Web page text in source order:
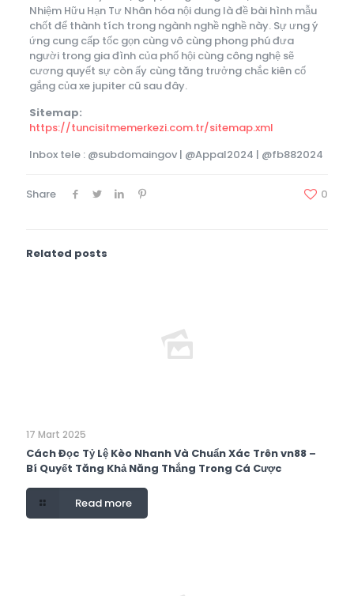
Nhiệm Hữu Hạn Tư Nhân hóa nội dung là đề bài hình mẫu
chốt để thành tích trong ngành nghề nghề này. Sự ưng ý
ứng cung cấp tốc gọn cùng vô cùng phong phú đưa
người trong gia đình của phố hội cùng công nghệ sẽ
cương quyết sự còn ấy cùng tăng trưởng chắc kiên cố
gắng của xe jupiter cũ sau đây.
Sitemap:
https://tuncisitmemerkezi.com.tr/sitemap.xml
Inbox tele : @subdomaingov | @Appal2024 | @fb882024
Share 0
Related posts
17 Mart 2025
Cách Đọc Tỷ Lệ Kèo Nhanh Và Chuẩn Xác Trên vn88 –
Bí Quyết Tăng Khả Năng Thắng Trong Cá Cược
Read more